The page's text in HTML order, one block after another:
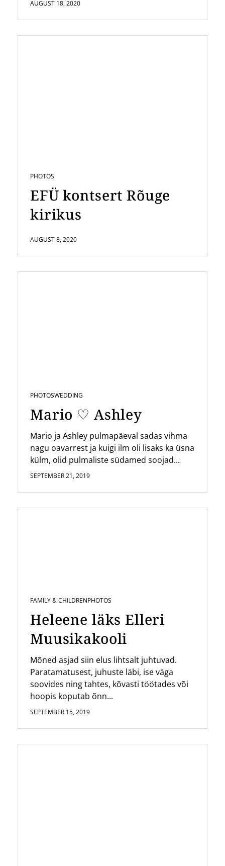
AUGUST 18, 2020
PHOTOS
EFÜ kontsert Rõuge
kirikus
AUGUST 8, 2020
PHOTOSWEDDING
Mario ♡ Ashley
Mario ja Ashley pulmapäeval sadas vihma
nagu oavarrest ja kuigi ilm oli lisaks ka üsna
külm, olid pulmaliste südamed soojad...
SEPTEMBER 21, 2019
FAMILY & CHILDRENPHOTOS
Heleene läks Elleri
Muusikakooli
Mõned asjad siin elus lihtsalt juhtuvad.
Paratamatusest, juhuste läbi, ise väga
soovides ning tahtes, kõvasti töötades või
hoopis koputab õnn...
SEPTEMBER 15, 2019